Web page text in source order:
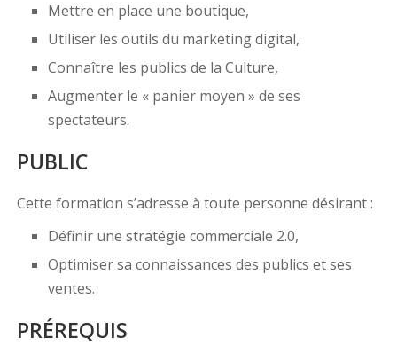
Mettre en place une boutique,
Utiliser les outils du marketing digital,
Connaître les publics de la Culture,
Augmenter le « panier moyen » de ses
spectateurs.
PUBLIC
Cette formation s’adresse à toute personne désirant :
Définir une stratégie commerciale 2.0,
Optimiser sa connaissances des publics et ses
ventes.
PRÉREQUIS